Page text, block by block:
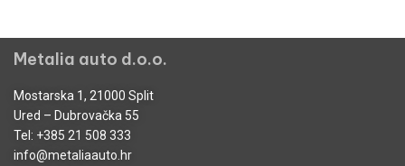
Metalia auto d.o.o.
Mostarska 1, 21000 Split
Ured – Dubrovačka 55
Tel: +385 21 508 333
info@metaliaauto.hr